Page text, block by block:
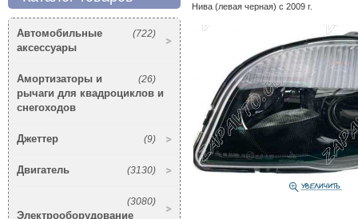
(722)
Автомобильные
аксессуары
(26)
Амортизаторы и
рычаги для квадроциклов и
снегоходов
(9)
Джеттер
(3130)
Двигатель
(3080)
Электрооборудование
Нива (левая черная) с 2009 г.